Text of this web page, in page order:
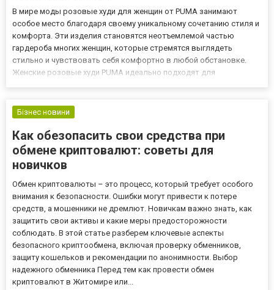
В мире моды розовые худи для женщин от PUMA занимают
особое место благодаря своему уникальному сочетанию стиля и
комфорта. Эти изделия становятся неотъемлемой частью
гардероба многих женщин, которые стремятся выглядеть
стильно и чувствовать себя комфортно в любой обстановке.
Женские розовые худи PUMA идеально подходят для
свою индивидуальность и подчерк...
Бізнес новини
Как обезопасить свои средства при
обмене криптовалют: советы для
новичков
Обмен криптовалюты – это процесс, который требует особого
внимания к безопасности. Ошибки могут привести к потере
средств, а мошенники не дремлют. Новичкам важно знать, как
защитить свои активы и какие меры предосторожности
соблюдать. В этой статье разберем ключевые аспекты
безопасного криптообмена, включая проверку обменников,
защиту кошельков и рекомендации по анонимности. Выбор
надежного обменника Перед тем как провести обмен
криптовалют в Житомире или...